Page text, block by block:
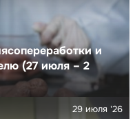
и
(27 июля – 2
29 июля '26